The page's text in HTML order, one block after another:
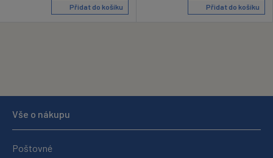
Přidat do košíku Přidat do košíku
Vše o nákupu
Poštovné